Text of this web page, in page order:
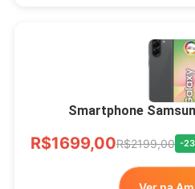
Smartphone
R$1699,00R$2199,00 -